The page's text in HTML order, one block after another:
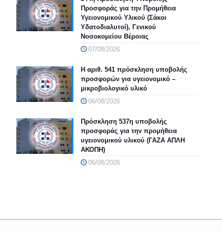
Προσφοράς για την Προμήθεια
Υγειονομικού Υλικού (Σάκοι
Υδατοδιαλυτοί), Γενικού
Νοσοκομείου Βέροιας
07/08/2026
Η αριθ. 541 πρόσκληση υποβολής
προσφορών για υγειονομικό –
μικροβιολογικό υλικό
06/08/2026
Πρόσκληση 537η υποβολής
προσφοράς για την προμήθεια
υγειονομικού υλικού (ΓΑΖΑ ΑΠΛΗ
ΑΚΟΠΗ)
06/08/2026